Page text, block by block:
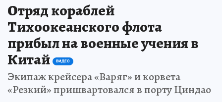
Отряд кораблей
Тихоокеанского флота
прибыл на военные учения в
Китай
ВИДЕО
Экипаж крейсера «Варяг» и корвета
«Резкий» пришвартовался в порту Циндао